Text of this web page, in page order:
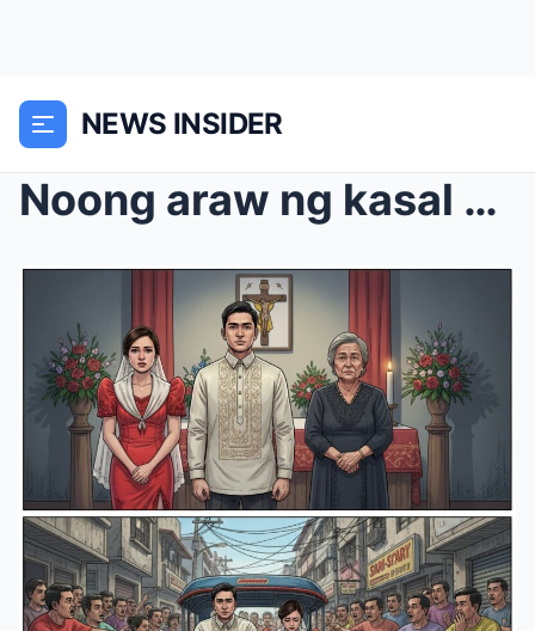
NEWS INSIDER
Noong araw ng kasal ko, naawa ang lahat sa akin da...